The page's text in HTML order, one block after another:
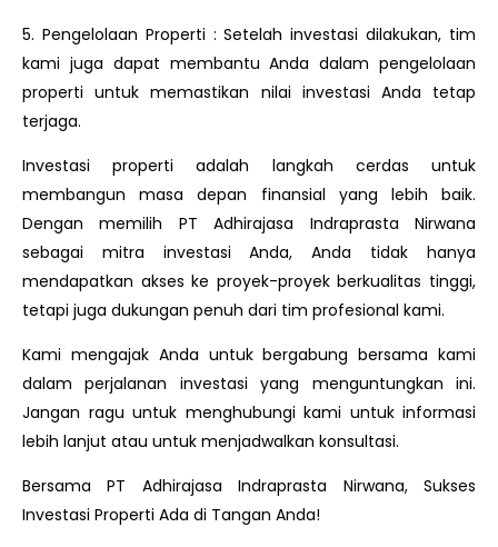
5. Pengelolaan Properti : Setelah investasi dilakukan, tim
kami juga dapat membantu Anda dalam pengelolaan
properti untuk memastikan nilai investasi Anda tetap
terjaga.
Investasi properti adalah langkah cerdas untuk
membangun masa depan finansial yang lebih baik.
Dengan memilih PT Adhirajasa Indraprasta Nirwana
sebagai mitra investasi Anda, Anda tidak hanya
mendapatkan akses ke proyek-proyek berkualitas tinggi,
tetapi juga dukungan penuh dari tim profesional kami.
Kami mengajak Anda untuk bergabung bersama kami
dalam perjalanan investasi yang menguntungkan ini.
Jangan ragu untuk menghubungi kami untuk informasi
lebih lanjut atau untuk menjadwalkan konsultasi.
Bersama PT Adhirajasa Indraprasta Nirwana, Sukses
Investasi Properti Ada di Tangan Anda!